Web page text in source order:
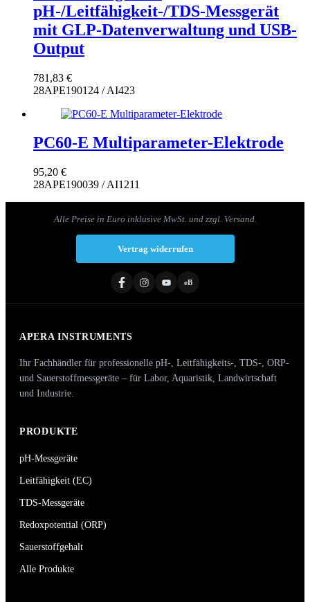
pH-/Leitfähigkeit-/TDS-Messgerät
mit GLP-Datenverwaltung und USB-
Output
781,83 €
28APE190124 / AI423
PC60-E Multiparameter-Elektrode
95,20 €
28APE190039 / AI1211
Alle Preise in Euro inklusive MwSt. und zzgl. Versand.
Vertrag widerrufen
eB
APERA INSTRUMENTS
Ihr Fachhändler für professionelle pH-, Leitfähigkeits-, TDS-, ORP-
und Sauerstoffmessgeräte – für Labor, Aquaristik, Landwirtschaft
und Industrie.
PRODUKTE
pH-Messgeräte
Leitfähigkeit (EC)
TDS-Messgeräte
Redoxpotential (ORP)
Sauerstoffgehalt
Alle Produkte